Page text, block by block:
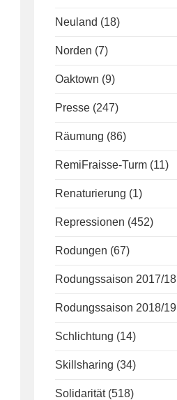
Neuland (18)
Norden (7)
Oaktown (9)
Presse (247)
Räumung (86)
RemiFraisse-Turm (11)
Renaturierung (1)
Repressionen (452)
Rodungen (67)
Rodungssaison 2017/18
Rodungssaison 2018/19
Schlichtung (14)
Skillsharing (34)
Solidarität (518)